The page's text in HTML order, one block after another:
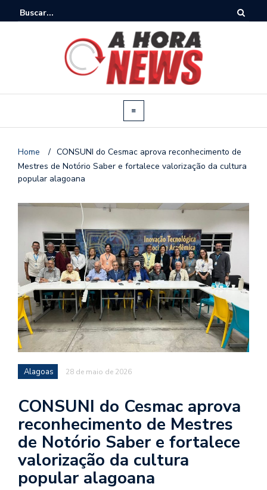
Home / CONSUNI do Cesmac aprova reconhecimento de
Mestres de Notório Saber e fortalece valorização da cultura
popular alagoana
Alagoas 28 de maio de 2026
CONSUNI do Cesmac aprova
reconhecimento de Mestres
de Notório Saber e fortalece
valorização da cultura
popular alagoana